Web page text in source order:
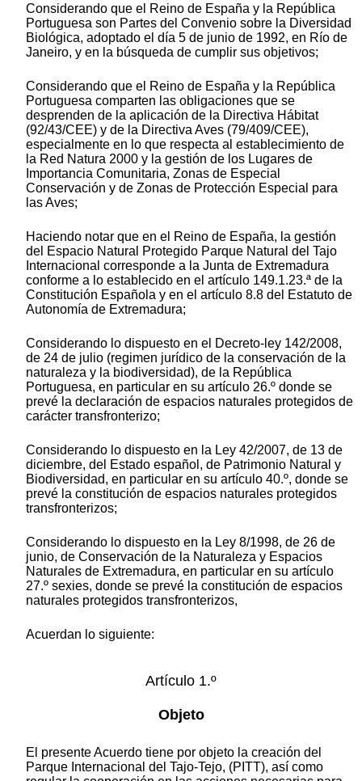
Considerando que el Reino de España y la República
Portuguesa son Partes del Convenio sobre la Diversidad
Biológica, adoptado el día 5 de junio de 1992, en Río de
Janeiro, y en la búsqueda de cumplir sus objetivos;
Considerando que el Reino de España y la República
Portuguesa comparten las obligaciones que se
desprenden de la aplicación de la Directiva Hábitat
(92/43/CEE) y de la Directiva Aves (79/409/CEE),
especialmente en lo que respecta al establecimiento de
la Red Natura 2000 y la gestión de los Lugares de
Importancia Comunitaria, Zonas de Especial
Conservación y de Zonas de Protección Especial para
las Aves;
Haciendo notar que en el Reino de España, la gestión
del Espacio Natural Protegido Parque Natural del Tajo
Internacional corresponde a la Junta de Extremadura
conforme a lo establecido en el artículo 149.1.23.ª de la
Constitución Española y en el artículo 8.8 del Estatuto de
Autonomía de Extremadura;
Considerando lo dispuesto en el Decreto-ley 142/2008,
de 24 de julio (regimen jurídico de la conservación de la
naturaleza y la biodiversidad), de la República
Portuguesa, en particular en su artículo 26.º donde se
prevé la declaración de espacios naturales protegidos de
carácter transfronterizo;
Considerando lo dispuesto en la Ley 42/2007, de 13 de
diciembre, del Estado español, de Patrimonio Natural y
Biodiversidad, en particular en su artículo 40.º, donde se
prevé la constitución de espacios naturales protegidos
transfronterizos;
Considerando lo dispuesto en la Ley 8/1998, de 26 de
junio, de Conservación de la Naturaleza y Espacios
Naturales de Extremadura, en particular en su artículo
27.º sexies, donde se prevé la constitución de espacios
naturales protegidos transfronterizos,
Acuerdan lo siguiente:
Artículo 1.º
Objeto
El presente Acuerdo tiene por objeto la creación del
Parque Internacional del Tajo-Tejo, (PITT), así como